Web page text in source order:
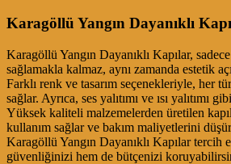
Karagöllü Yangın Dayanıklı
Karagöllü Yangın Dayanıklı Kapılar,
sağlamakla kalmaz, aynı zamanda estetik
Farklı renk ve tasarım seçenekleriyle, her
sağlar. Ayrıca, ses yalıtımı ve ısı yalıtımı
Yüksek kaliteli malzemelerden üretilen
kullanım sağlar ve bakım maliyetlerini
Karagöllü Yangın Dayanıklı Kapılar tercih
güvenliğinizi hem de bütçenizi